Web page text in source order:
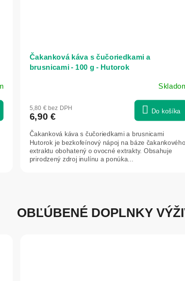
Čakanková káva s čučoriedkami a
brusnicami - 100 g - Hutorok
5,80 € bez DPH
6,90 €
Do košíka
Čakanková káva s čučoriedkami a brusnicami
Hutorok je bezkofeínový nápoj na báze čakankového
extraktu obohatený o ovocné extrakty. Obsahuje
prirodzený zdroj inulínu a ponúka...
OBĽÚBENÉ DOPLNKY